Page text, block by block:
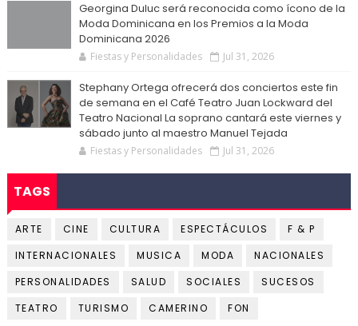
Georgina Duluc será reconocida como ícono de la
Moda Dominicana en los Premios a la Moda
Dominicana 2026
Fiestas y Personalidades Jul 31, 2026
Stephany Ortega ofrecerá dos conciertos este fin
de semana en el Café Teatro Juan Lockward del
Teatro Nacional La soprano cantará este viernes y
sábado junto al maestro Manuel Tejada
Fiestas y Personalidades Jul 31, 2026
TAGS
ARTE CINE CULTURA ESPECTÁCULOS
F & P
INTERNACIONALES
MUSICA MODA
NACIONALES
PERSONALIDADES
SALUD SOCIALES
SUCESOS
TEATRO
TURISMO CAMERINO FON